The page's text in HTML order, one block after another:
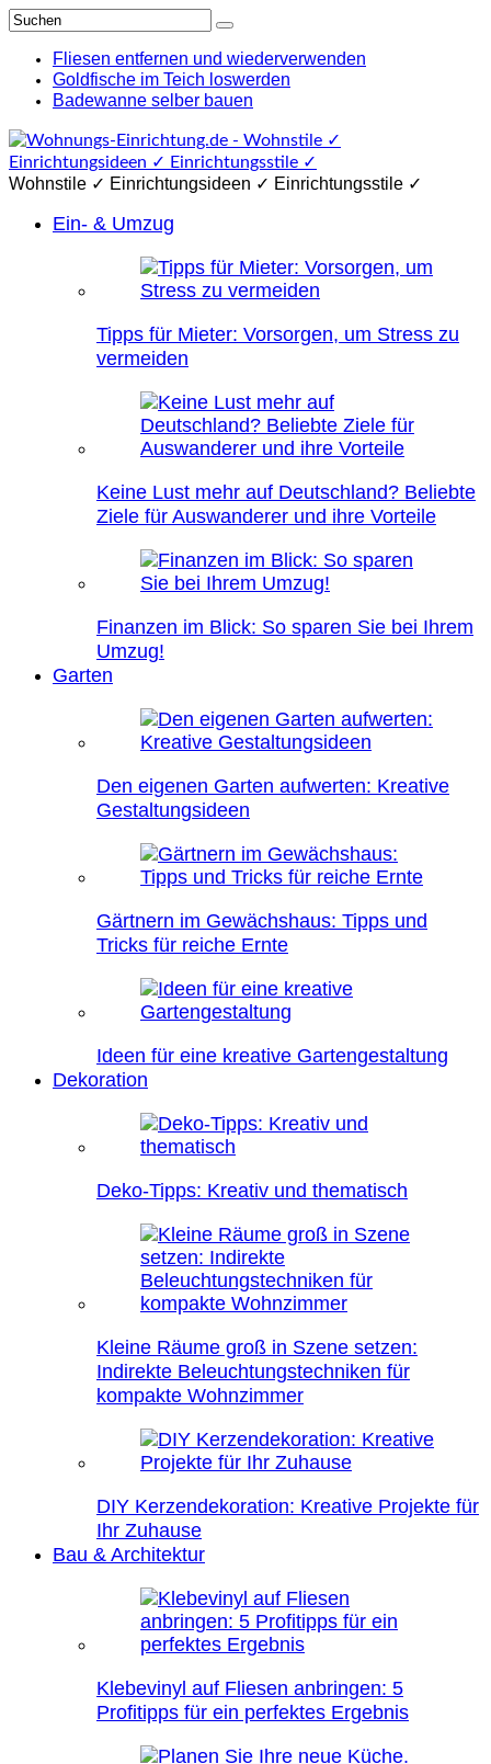
Fliesen entfernen und wiederverwenden
Goldfische im Teich loswerden
Badewanne selber bauen
Wohnstile ✓ Einrichtungsideen ✓ Einrichtungsstile ✓
Ein- & Umzug
Tipps für Mieter: Vorsorgen, um Stress zu
vermeiden
Keine Lust mehr auf Deutschland? Beliebte
Ziele für Auswanderer und ihre Vorteile
Finanzen im Blick: So sparen Sie bei Ihrem
Umzug!
Garten
Den eigenen Garten aufwerten: Kreative
Gestaltungsideen
Gärtnern im Gewächshaus: Tipps und
Tricks für reiche Ernte
Ideen für eine kreative Gartengestaltung
Dekoration
Deko-Tipps: Kreativ und thematisch
Kleine Räume groß in Szene setzen:
Indirekte Beleuchtungstechniken für
kompakte Wohnzimmer
DIY Kerzendekoration: Kreative Projekte für
Ihr Zuhause
Bau & Architektur
Klebevinyl auf Fliesen anbringen: 5
Profitipps für ein perfektes Ergebnis